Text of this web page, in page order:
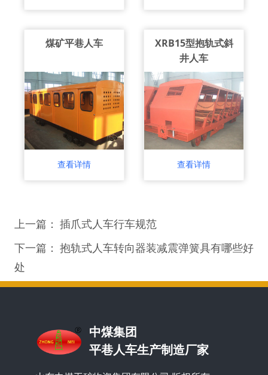
煤矿平巷人车
查看详情
XRB15型抱轨式斜
井人车
查看详情
上一篇： 插爪式人车行车规范
下一篇： 抱轨式人车转向器装减震弹簧具有哪些好
处
中煤集团
平巷人车生产制造厂家